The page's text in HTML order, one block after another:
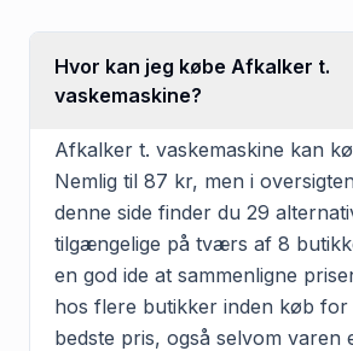
Hvor kan jeg købe Afkalker t.
vaskemaskine?
Afkalker t. vaskemaskine kan
Nemlig til 87 kr, men i
denne side finder du 29
tilgængelige på tværs af 8
en god ide at sammenligne
hos flere butikker inden køb for
bedste pris, også selvom varen